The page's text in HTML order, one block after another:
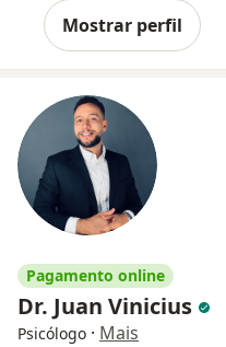
Mostrar perfil
Pagamento online
Dr. Juan Vinicius
Psicólogo · Mais